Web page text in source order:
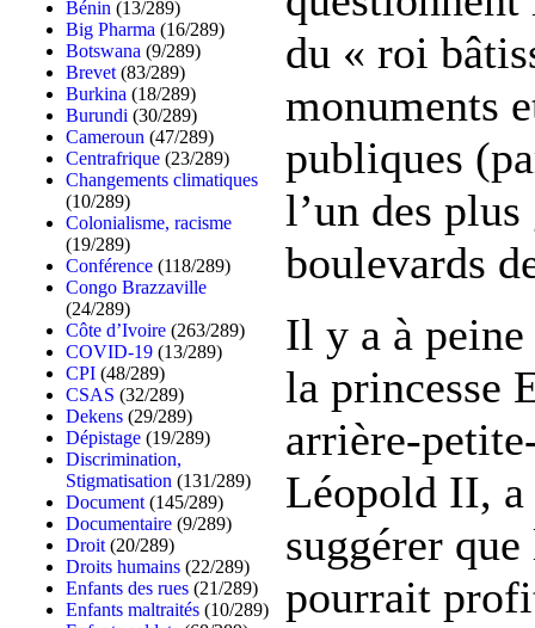
Bénin (13/289)
Big Pharma (16/289)
Botswana (9/289)
Brevet (83/289)
Burkina (18/289)
Burundi (30/289)
Cameroun (47/289)
Centrafrique (23/289)
Changements climatiques
(10/289)
Colonialisme, racisme
(19/289)
Conférence (118/289)
Congo Brazzaville
(24/289)
Côte d’Ivoire (263/289)
COVID-19 (13/289)
CPI (48/289)
CSAS (32/289)
Dekens (29/289)
Dépistage (19/289)
Discrimination,
Stigmatisation (131/289)
Document (145/289)
Documentaire (9/289)
Droit (20/289)
Droits humains (22/289)
Enfants des rues (21/289)
Enfants maltraités (10/289)
du « roi
monuments
publiques
l’un des plus
boulevards
Il y a à
la princesse
arrière-
Léopold II, a
suggérer
pourrait